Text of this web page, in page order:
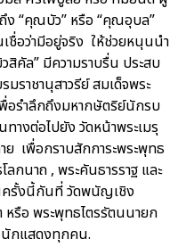
ง “คุณบัว” หรือ “คุณอุบล”
ชื่อว่ามีอยู่จริง ให้ช่วยหนุนนำ
สิคัล” มีความราบรื่น ประสบ
ราชานุสาวรีย์ สมเด็จพระ
อรำลึกถึงมหากษัตริย์นักรบ
างต่อไปยัง วัดหน้าพระเมรุ
ย เพื่อกราบสักการะพระพุทธ
กนาถ , พระคันธารราฐ และ
ครั้งนี้กันที่ วัดพนัญเชิง
หรือ พระพุทธไตรรัตนนายก
นักแสดงทุกคน.